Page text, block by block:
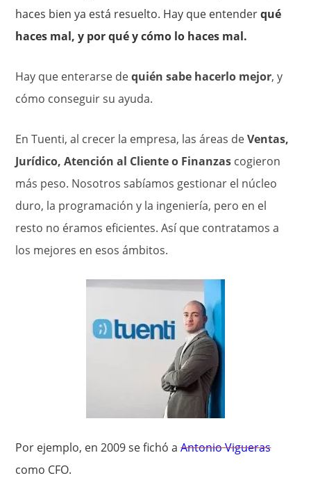
haces bien ya está resuelto. Hay que entenderqué
haces mal, y por qué y cómo lo haces mal.
Hay que enterarse dequién sabe hacerlo mejor, y
cómo conseguir su ayuda.
En Tuenti, al crecer la empresa, las áreas deVentas,
Jurídico, Atención al Cliente o Finanzas cogieron
más peso. Nosotros sabíamos gestionar el núcleo
duro, la programación y la ingeniería, pero en el
resto no éramos eficientes. Así que contratamos a
los mejores en esos ámbitos.
Por ejemplo, en 2009 se fichó aAntonio Vigueras
como CFO.